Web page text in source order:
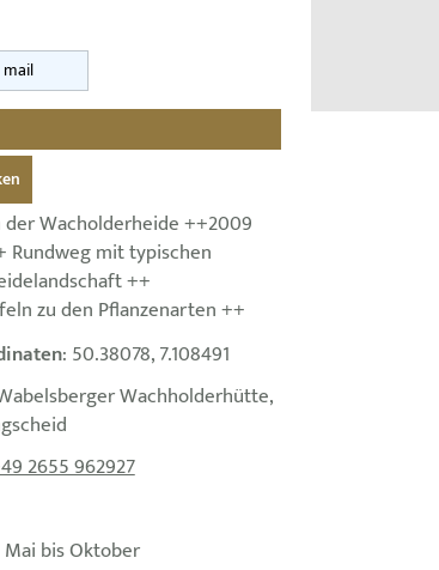
mail
Wacholderheide ++2009
mit typischen
++
zu den Pflanzenarten ++
: 50.38078, 7.108491
Wachholderhütte,
2655 962927
bis Oktober